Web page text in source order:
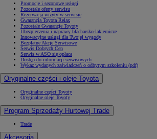
Promocje i sezonowe usługi
Pozostałe oferty serwisu
Rezerwacja wizyty w serwisie
Gwarancja Toyota Relax
Pozostałe Gwarancje Toyoty
Ubezpieczenia i naprawy blacharsko-lakiernicze
Innowacyjne usługi dla Twojej wygody
Bezpłatne Akcje Serwisowe
Serwis Dobrych Cen
Serwis w ASO się opłaca
Dostęp do informacji serwisowych
Wykaz wydanych zaświadczeń o odbytym szkoleniu (pdf)
Oryginalne części i oleje Toyota
Oryginalne części Toyoty
Oryginalne oleje Toyoty
Program Sprzedaży Hurtowej Trade
Trade
Akcesoria